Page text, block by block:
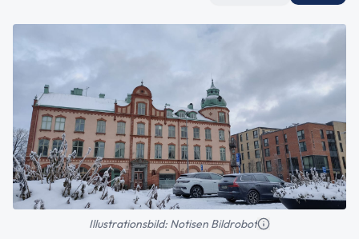
Illustrationsbild: Notisen Bildrobot